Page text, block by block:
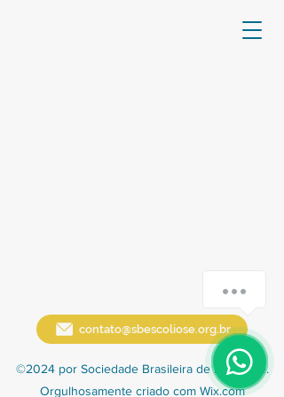
contato@sbescoliose.org.br
©2024 por Sociedade Brasileira de Escoliose.
Orgulhosamente criado com Wix.com